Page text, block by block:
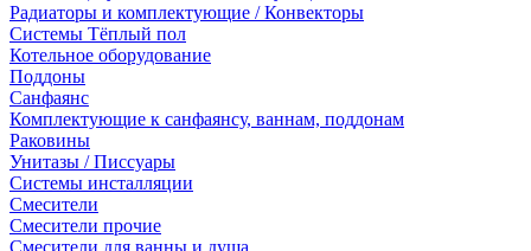
Радиаторы и комплектующие / Конвекторы
Системы Тёплый пол
Котельное оборудование
Поддоны
Санфаянс
Комплектующие к санфаянсу, ваннам, поддонам
Раковины
Унитазы / Писсуары
Системы инсталляции
Смесители
Смесители прочие
Смесители для ванны и душа